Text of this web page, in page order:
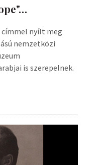
nyílt meg
nemzetközi
is szerepelnek.